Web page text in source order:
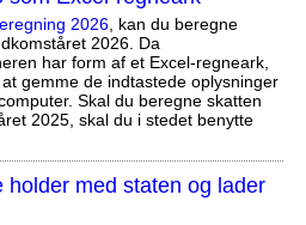
2026, kan du beregne
2026. Da
har form af et Excel-regneark,
gemme de indtastede oplysninger
Skal du beregne skatten
2025, skal du i stedet benytte
holder med staten og lader